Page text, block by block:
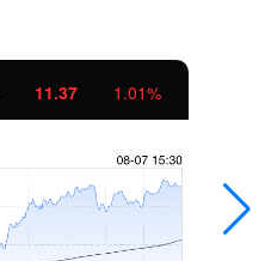
11.37 1.01%